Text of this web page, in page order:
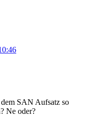
SAN Aufsatz so
Ne oder?